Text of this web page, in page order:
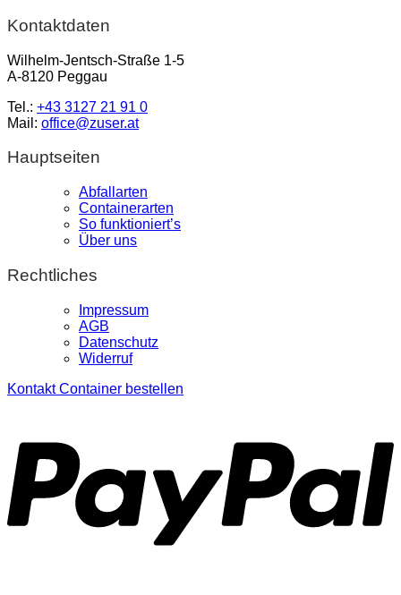
Kontaktdaten
Wilhelm-Jentsch-Straße 1-5
A-8120 Peggau
Tel.: +43 3127 21 91 0
Mail: office@zuser.at
Hauptseiten
Abfallarten
Containerarten
So funktioniert’s
Über uns
Rechtliches
Impressum
AGB
Datenschutz
Widerruf
Kontakt Container bestellen